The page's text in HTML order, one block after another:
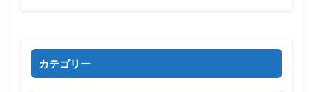
カテゴリー